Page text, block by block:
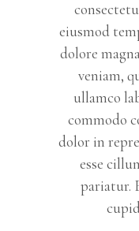
eiusmod
dolore
veniam,
ullamco
commodo
dolor in
esse
pariatur.